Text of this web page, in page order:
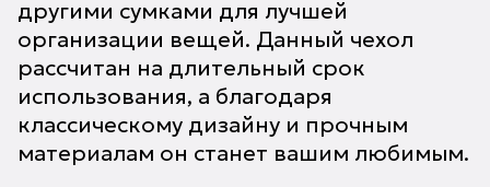
другими сумками для лучшей
организации вещей. Данный чехол
рассчитан на длительный срок
использования, а благодаря
классическому дизайну и прочным
материалам он станет вашим любимым.